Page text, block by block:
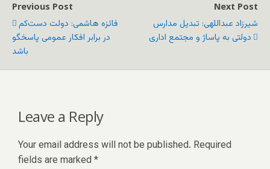
Previous Post
فائزه هاشمی: دولت دست‌کم
در برابر افکار عمومی پاسخگو
باشد
Next Post
شیرزاد عبداللهی: تبدیل مدارس
دولتی به پاساژ و مجتمع اداری
Leave a Reply
Your email address will not be published. Required
fields are marked *